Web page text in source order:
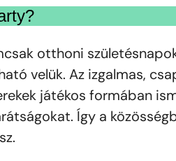
otthoni
velük. Az izgalmas,
játékos formában
Így a